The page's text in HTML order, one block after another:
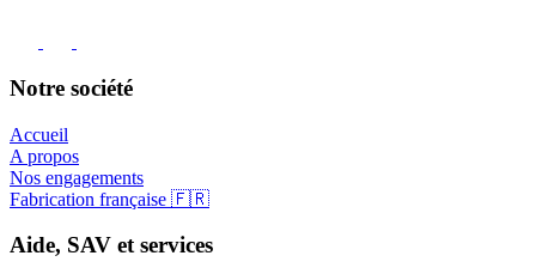
Notre société
Accueil
A propos
Nos engagements
Fabrication française 🇫🇷
Aide, SAV et services